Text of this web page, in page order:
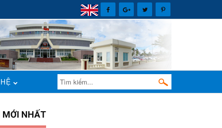
MỚI NHẤT